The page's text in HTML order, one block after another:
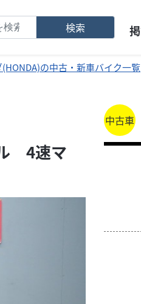
検索
(HONDA)の中古・新車バイク一覧
4速マ
中古車